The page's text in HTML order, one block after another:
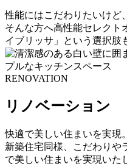
性能にはこだわりたいけど
そんな方へ高性能セレクト
イブリッサ」という選択肢
RENOVATION
リノベーション
快適で美しい住まいを実現。
新築住宅同様、こだわりや
で美しい住まいを実現いた